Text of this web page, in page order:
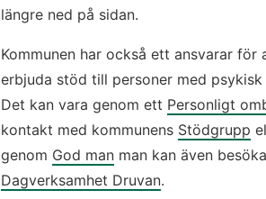
längre ned på sidan.
Kommunen har också ett ansvarar för
erbjuda stöd till personer med psykisk
Det kan vara genom ett Personligt
kontakt med kommunens Stödgrupp
genom God man
Dagverksamhet Druvan.